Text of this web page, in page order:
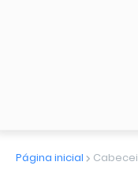
Página inicial